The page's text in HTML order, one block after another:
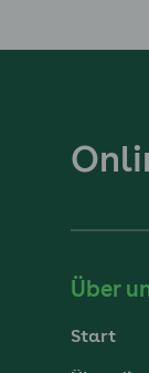
Über
Start